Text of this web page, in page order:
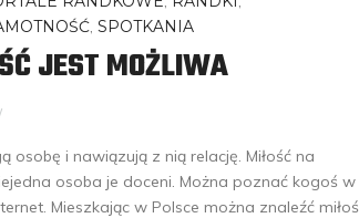
, SPOTKANIA
JEST MOŻLIWA
i nawiązują z nią relację. Miłość na
osoba je doceni. Można poznać kogoś w
Mieszkając w Polsce można znaleźć